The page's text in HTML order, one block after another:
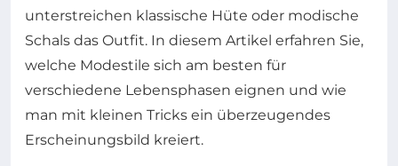
unterstreichen klassische Hüte oder modische
Schals das Outfit. In diesem Artikel erfahren Sie,
welche Modestile sich am besten für
verschiedene Lebensphasen eignen und wie
man mit kleinen Tricks ein überzeugendes
Erscheinungsbild kreiert.